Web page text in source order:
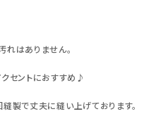
れはありません。
セントにおすすめ♪
製で丈夫に縫い上げております。